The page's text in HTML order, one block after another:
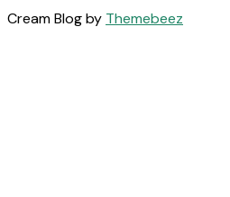
Cream Blog by Themebeez